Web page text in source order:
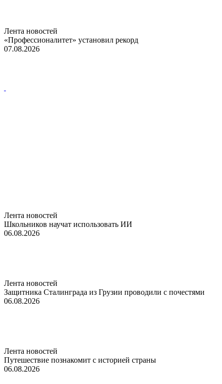
Лента новостей
«Профессионалитет» установил рекорд
07.08.2026
Лента новостей
Школьников научат использовать ИИ
06.08.2026
Лента новостей
Защитника Сталинграда из Грузии проводили с почестями
06.08.2026
Лента новостей
Путешествие познакомит с историей страны
06.08.2026